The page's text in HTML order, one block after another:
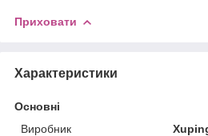
Приховати
Характеристики
Основні
Виробник